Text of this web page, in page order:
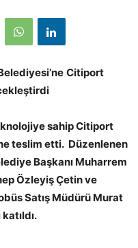
Citiport
sahip Citiport
teslim etti. Düzenlenen
Başkanı Muharrem
Özleyiş Çetin ve
Satış Müdürü Murat